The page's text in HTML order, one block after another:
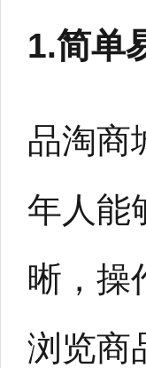
1.简单
品淘商
年人能
晰，操
浏览商